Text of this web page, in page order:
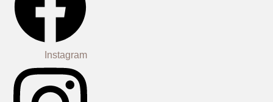
Instagram